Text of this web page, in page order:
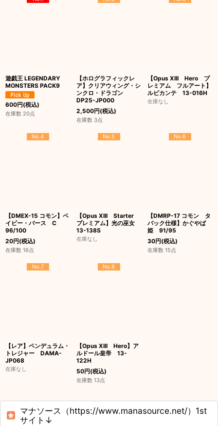
遊戯王 LEGENDARY
MONSTERS PACK9
600円(税込)
在庫数 20点
【ホログラフィックレ
ア】クリアウィング・シ
ンクロ・ドラゴン
DP25-JP000
2,500円(税込)
在庫数 3点
【Opus XIII Hero プ
レミアム フルアート】
ルビカンテ 13-016H
在庫なし
No.4
【DMEX-15 コモン】ベ
イビー・バース C
96/100
20円(税込)
在庫数 16点
No.5
【Opus XIII Starter
プレミアム】光の巫女
13-138S
在庫なし
No.6
【DMRP-17 コモン タ
バック仕様】かぐやば
姫 91/95
30円(税込)
在庫数 15点
No.7
【レア】ペンデュラム・
トレジャー DAMA-
JP068
在庫なし
No.8
【Opus XIII Hero】ア
ルドール皇帝 13-
122H
50円(税込)
在庫数 13点
マナソース（https://www.manasource.net/）1st
サイト↓